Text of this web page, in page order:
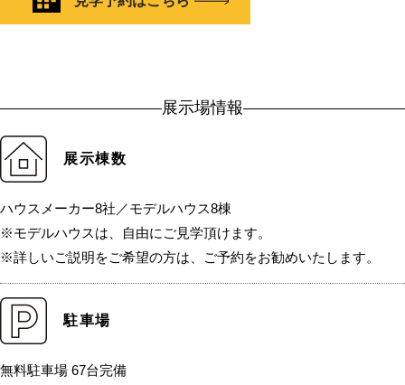
展示場情報
展示棟数
ハウスメーカー8社／モデルハウス8棟
※モデルハウスは、自由にご見学頂けます。
※詳しいご説明をご希望の方は、ご予約をお勧めいたします。
駐車場
無料駐車場 67台完備